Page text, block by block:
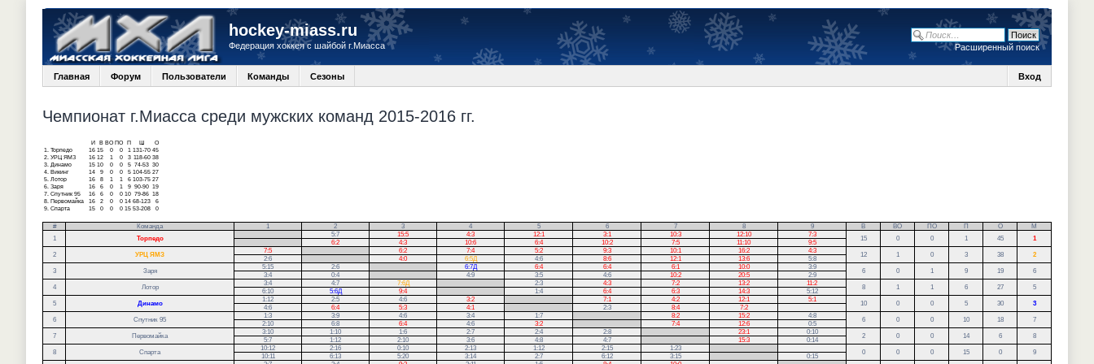
hockey-miass.ru
Федерация хоккея с шайбой г.Миасса Расширенный поиск
Главная Форум Пользователи Команды Сезоны Вход
Чемпионат г.Миасса среди мужских команд 2015-2016 гг.
И В ВО ПО П
О
1.
Торпедо 16 15 0 0 1 131-70 45
2. УРЦ ЯМЗ 16 12 1 0 3 118-60 38
3.
Динамо 15 10 0 0 5 74-53 30
4.
Викинг 14 9 0 0 5 104-55 27
5. Лотор 16 8 1 1 6 103-75 27
6. Заря 16 6 0 1 9 90-90 19
7. Спутник 95 16 6 0 0 10 79-86 18
8.
Первомайка 16 2 0 0 14 68-123
6
9. Спарта 15 0 0 0 15 53-208 0
# Команда 1 2 3 4 5 6 7 8 9 В ВО ПО П О
М
1
Торпедо
5:7 15:5 4:3 12:1 3:1 10:3 12:10 7:3
15 0 0 1 45 1
6:2 4:3 10:6 6:4 10:2 7:5 11:10
9:5
2
УРЦ ЯМЗ
7:5 6:2 7:4 5:2 9:3 10:1 16:2 4:3
12 1 0 3 38 2
2:6 4:0 6:5Д 4:6 8:6 12:1 13:6
5:8
3
Заря
5:15 2:6 6:7Д 6:4 6:4 6:1 10:0 3:9
6 0 1 9 19 6
3:4 0:4 4:9 3:5 4:6 10:2 20:5
2:9
4
Лотор
3:4 4:7 7:6Д 2:3 4:3 7:2 13:2 11:2
8 1 1 6 27 5
6:10 5:6Д 9:4 1:4 6:4 6:3 14:3
5:12
5
Динамо
1:12 2:5 4:6 3:2 7:1 4:2 12:1 5:1
10 0 0 5 30 3
4:6 6:4 5:3 4:1 2:3 8:4
7:2
6
Спутник 95
1:3 3:9 4:6 3:4 1:7 8:2 15:2 4:8
6 0 0 10 18 7
2:10 6:8 6:4 4:6 3:2 7:4 12:6
0:5
7
Первомайка
3:10 1:10 1:6 2:7 2:4 2:8 23:1 0:10
2 0 0 14 6 8
5:7 1:12 2:10 3:6 4:8 4:7 15:3
0:14
8
Спарта
10:12 2:16 0:10 2:13 1:12 2:15 1:23
0 0 0 15 0 9
10:11 6:13 5:20 3:14 2:7 6:12 3:15
0:15